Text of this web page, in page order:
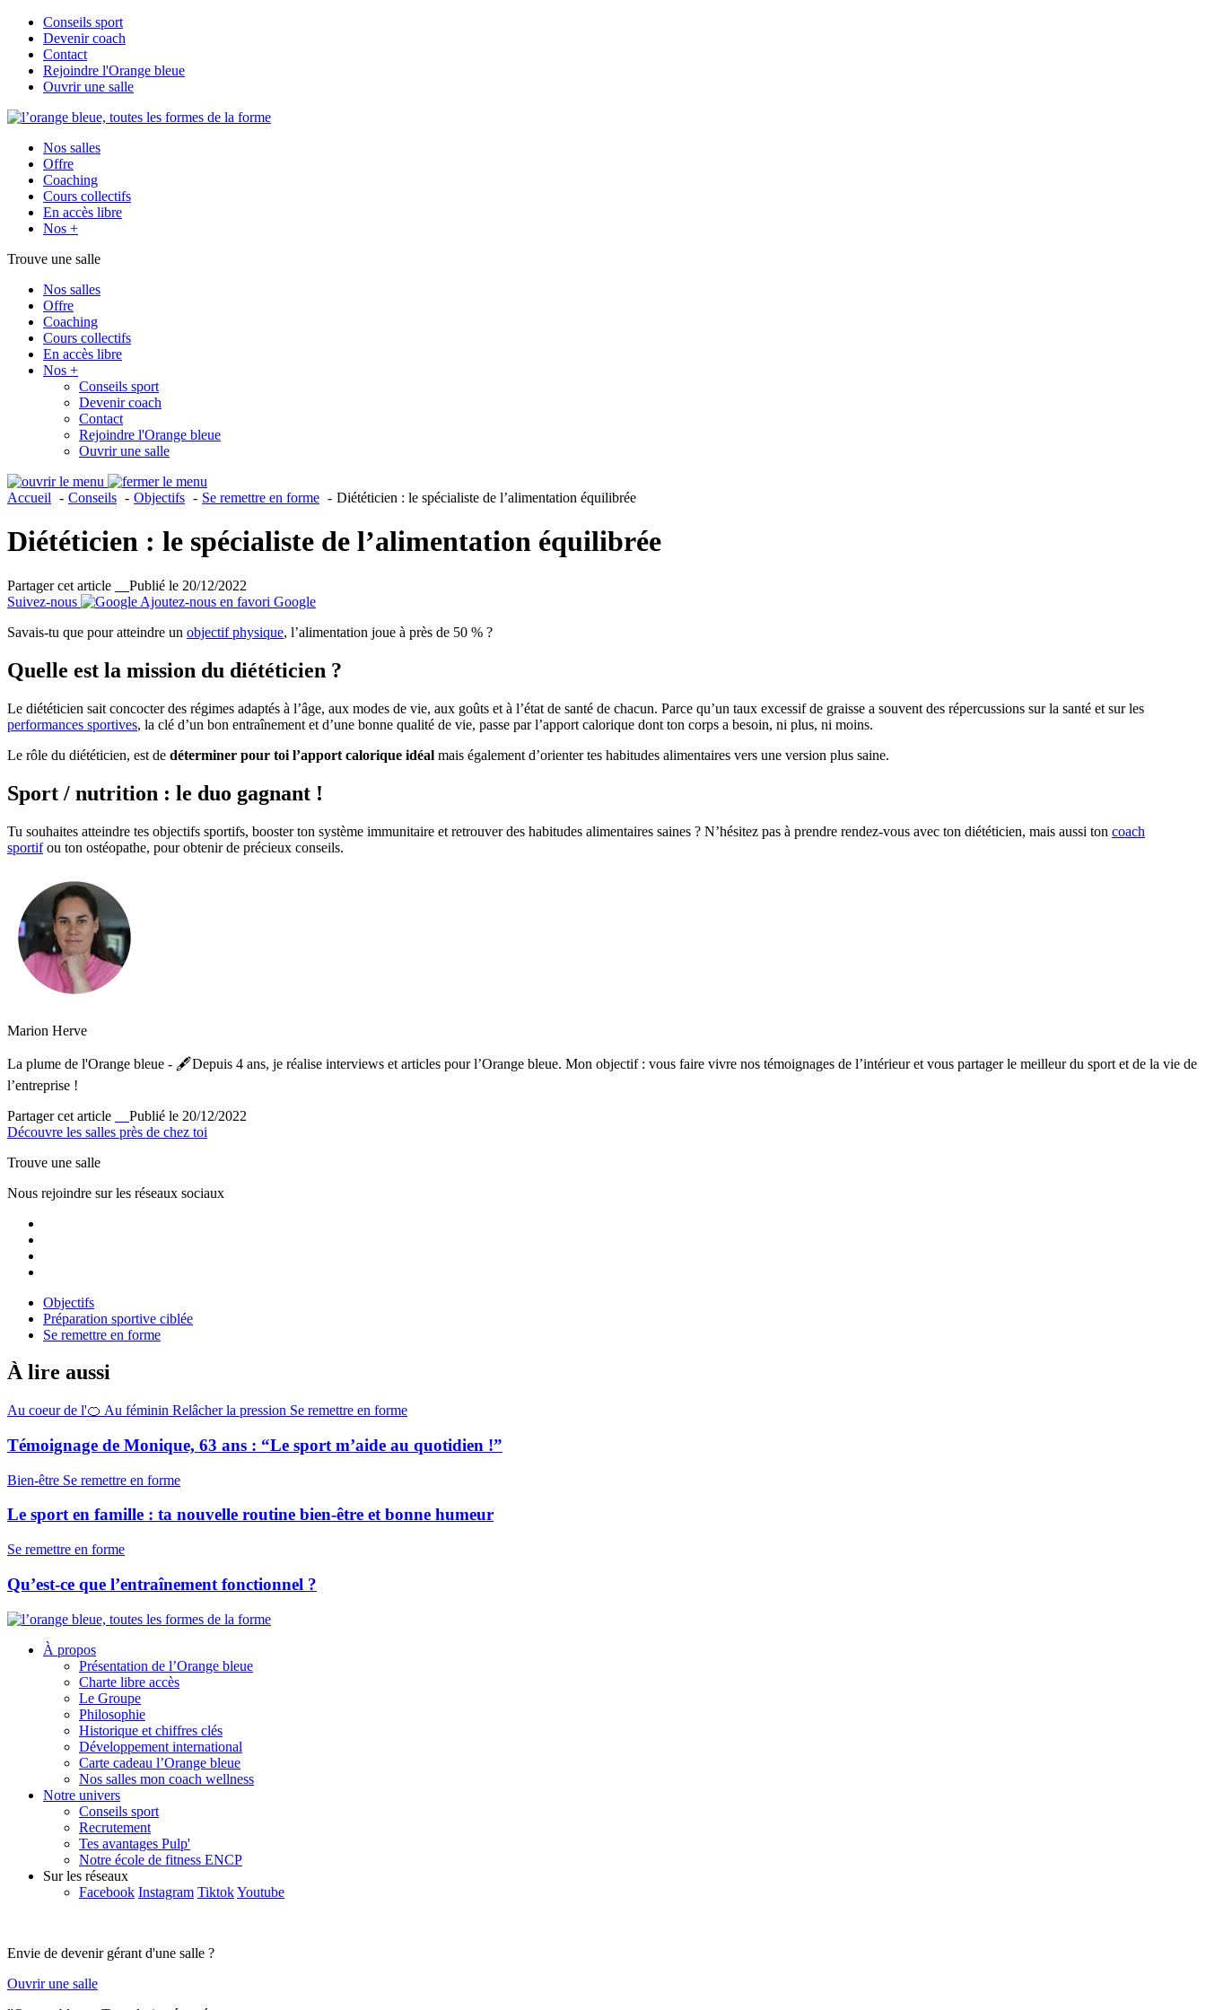
Conseils sport
Devenir coach
Contact
Rejoindre l'Orange bleue
Ouvrir une salle
Nos salles
Offre
Coaching
Cours collectifs
En accès libre
Nos +
Trouve une salle
Nos salles
Offre
Coaching
Cours collectifs
En accès libre
Nos +
Conseils sport
Devenir coach
Contact
Rejoindre l'Orange bleue
Ouvrir une salle
Accueil Conseils Objectifs Se remettre en forme Diététicien : le spécialiste de l’alimentation équilibrée
Diététicien : le spécialiste de l’alimentation équilibrée
Partager cet article
Publié le 20/12/2022
Suivez-nous
Ajoutez-nous en favori Google
Savais-tu que pour atteindre un objectif physique, l’alimentation joue à près de 50 % ?
Quelle est la mission du diététicien ?
Le diététicien sait concocter des régimes adaptés à l’âge, aux modes de vie, aux goûts et à l’état de santé de chacun. Parce qu’un taux excessif de graisse a souvent des répercussions sur la santé et sur les
performances sportives, la clé d’un bon entraînement et d’une bonne qualité de vie, passe par l’apport calorique dont ton corps a besoin, ni plus, ni moins.
Le rôle du diététicien, est de déterminer pour toi l’apport calorique idéal mais également d’orienter tes habitudes alimentaires vers une version plus saine.
Sport / nutrition : le duo gagnant !
Tu souhaites atteindre tes objectifs sportifs, booster ton système immunitaire et retrouver des habitudes alimentaires saines ? N’hésitez pas à prendre rendez-vous avec ton diététicien, mais aussi ton coach
sportifou ton ostéopathe, pour obtenir de précieux conseils.
Marion Herve
La plume de l'Orange bleue - 🖋️Depuis 4 ans, je réalise interviews et articles pour l’Orange bleue. Mon objectif : vous faire vivre nos témoignages de l’intérieur et vous partager le meilleur du sport et de la vie de
l’entreprise !
Partager cet article
Publié le 20/12/2022
Découvre les salles près de chez toi
Trouve une salle
Nous rejoindre sur les réseaux sociaux
Objectifs
Préparation sportive ciblée
Se remettre en forme
À lire aussi
Au coeur de l'🍊 Au féminin Relâcher la pression Se remettre en forme
Témoignage de Monique, 63 ans : “Le sport m’aide au quotidien !”
Bien-être Se remettre en forme
Le sport en famille : ta nouvelle routine bien-être et bonne humeur
Se remettre en forme
Qu’est-ce que l’entraînement fonctionnel ?
À propos
Présentation de l’Orange bleue
Charte libre accès
Le Groupe
Philosophie
Historique et chiffres clés
Développement international
Carte cadeau l’Orange bleue
Nos salles mon coach wellness
Notre univers
Conseils sport
Recrutement
Tes avantages Pulp'
Notre école de fitness ENCP
Sur les réseaux
Facebook Instagram TiktokYoutube
Envie de devenir gérant d'une salle ?
Ouvrir une salle